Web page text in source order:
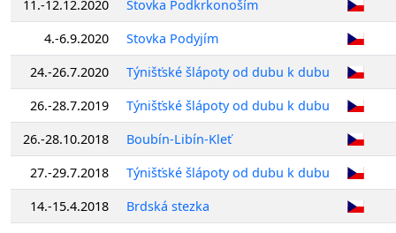
11.-12.12.2020
Stovka Podkrkonoším
4.-6.9.2020
Stovka Podyjím
24.-26.7.2020
Týnišťské šlápoty od dubu k dubu
26.-28.7.2019
Týnišťské šlápoty od dubu k dubu
26.-28.10.2018
Boubín-Libín-Kleť
27.-29.7.2018
Týnišťské šlápoty od dubu k dubu
14.-15.4.2018
Brdská stezka